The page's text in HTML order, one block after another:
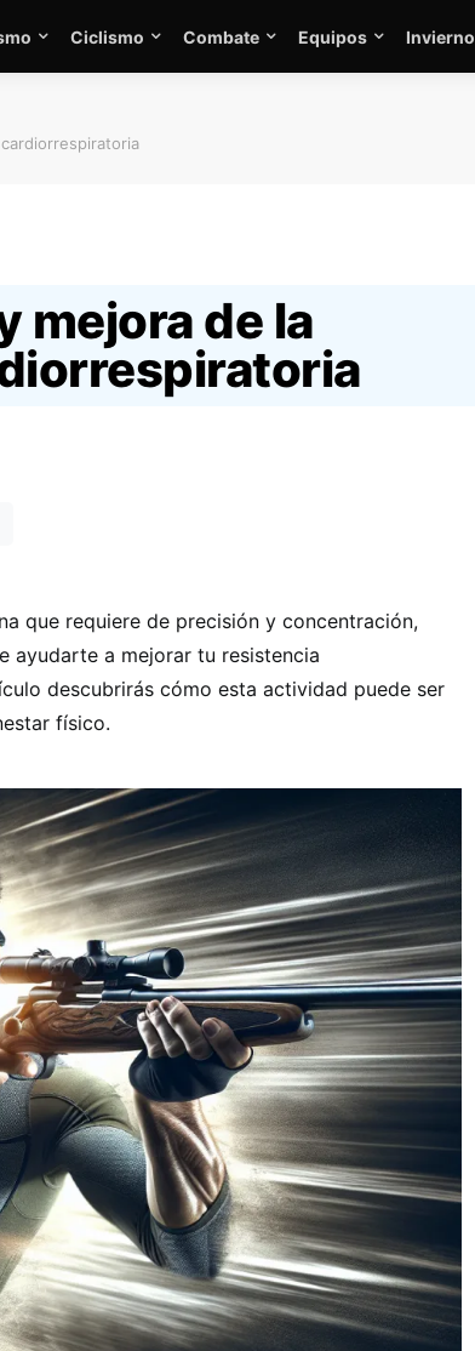
Ciclismo Combate Equipos Invierno
mejora de la
que requiere de precisión y concentración,
ayudarte a mejorar tu resistencia
descubrirás cómo esta actividad puede ser
físico.